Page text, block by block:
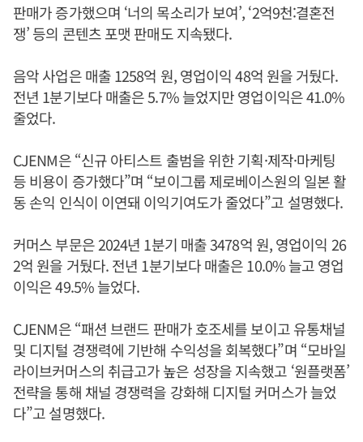
판매가 증가했으며 ‘너의 목소리가 보여’, ‘2억9천:결혼전
쟁’ 등의 콘텐츠 포맷 판매도 지속됐다.
음악 사업은 매출 1258억 원, 영업이익 48억 원을 거뒀다.
전년 1분기보다 매출은 5.7% 늘었지만 영업이익은 41.0%
줄었다.
CJENM은 “신규 아티스트 출범을 위한 기획·제작·마케팅
등 비용이 증가했다”며 “보이그룹 제로베이스원의 일본 활
동 손익 인식이 이연돼 이익기여도가 줄었다”고 설명했다.
커머스 부문은 2024년 1분기 매출 3478억 원, 영업이익 26
2억 원을 거뒀다. 전년 1분기보다 매출은 10.0% 늘고 영업
이익은 49.5% 늘었다.
CJENM은 “패션 브랜드 판매가 호조세를 보이고 유통채널
및 디지털 경쟁력에 기반해 수익성을 회복했다”며 “모바일
라이브커머스의 취급고가 높은 성장을 지속했고 ‘원플랫폼’
전략을 통해 채널 경쟁력을 강화해 디지털 커머스가 늘었
다”고 설명했다.